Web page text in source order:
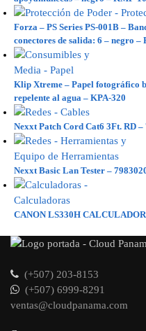
Forza – PS Series PS-001B –
conectores de salida: 6 – negro –
Klip Xtreme – Papel fotográfico
repelente al agua – KPA-320
Nexxt Patch Cord Cat6 3Ft. RD –
Nexxt Basic Lan Tester –
CANON LS330H
(+507) 203-8153
(+507) 6999-8291
ventas@cloudpanama.com